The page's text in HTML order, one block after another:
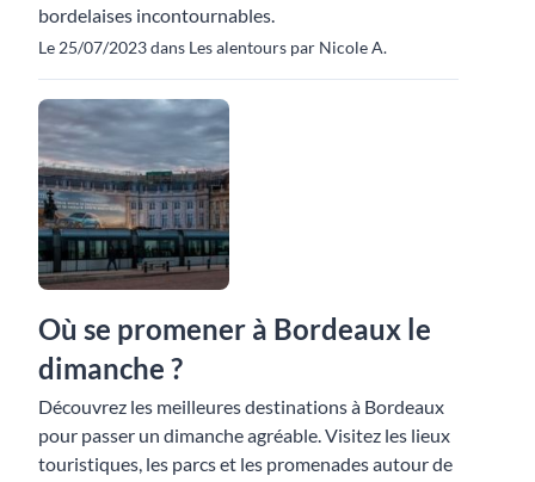
bordelaises incontournables.
Le 25/07/2023 dans Les alentours par Nicole A.
Où se promener à Bordeaux le
dimanche ?
Découvrez les meilleures destinations à Bordeaux
pour passer un dimanche agréable. Visitez les lieux
touristiques, les parcs et les promenades autour de